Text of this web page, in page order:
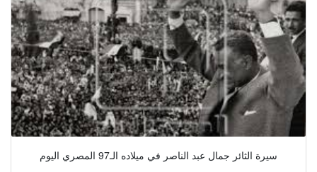
سيرة الثائر جمال عبد الناصر في ميلاده الـ97 المصري اليوم